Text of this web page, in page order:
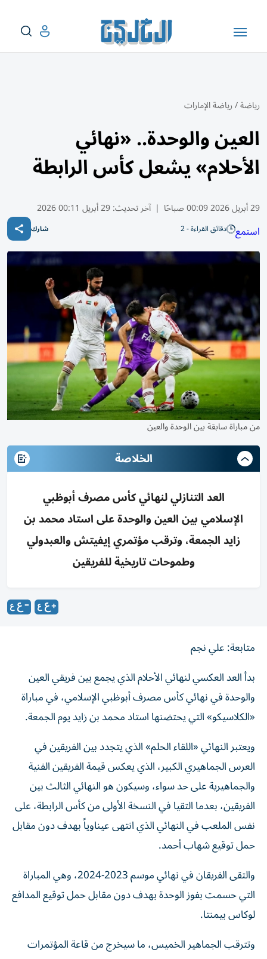
رياضة/رياضة الإمارات
العين والوحدة.. «نهائي
الأحلام» يشعل كأس الرابطة
29 أبريل 2026 00:09 صباحًا | آخر تحديث:29 أبريل 00:11 2026
استمع دقائق القراءة - 2 شارك
من مباراة سابقة بين الوحدة والعين
الخلاصة
العد التنازلي لنهائي كأس مصرف أبوظبي
الإسلامي بين العين والوحدة على استاد محمد بن
زايد الجمعة، وترقب مؤتمري إيفيتش والعبدولي
وطموحات تاريخية للفريقين
متابعة: علي نجم
بدأ العد العكسي لنهائي الأحلام الذي يجمع بين فريقي العين
والوحدة في نهائي كأس مصرف أبوظبي الإسلامي، في مباراة
«الكلاسيكو» التي يحتضنها استاد محمد بن زايد يوم الجمعة.
ويعتبر النهائي «اللقاء الحلم» الذي يتجدد بين الفريقين في
العرس الجماهيري الكبير، الذي يعكس قيمة الفريقين الفنية
والجماهيرية على حد سواء، وسيكون هو النهائي الثالث بين
الفريقين، بعدما التقيا في النسخة الأولى من كأس الرابطة، على
نفس الملعب في النهائي الذي انتهى عيناوياً بهدف دون مقابل
حمل توقيع شهاب أحمد.
والتقى الفريقان في نهائي موسم 2023-2024، وهي المباراة
التي حسمت بفوز الوحدة بهدف دون مقابل حمل توقيع المدافع
لوكاس بيمنتا.
وتترقب الجماهير الخميس، ما سيخرج من قاعة المؤتمرات